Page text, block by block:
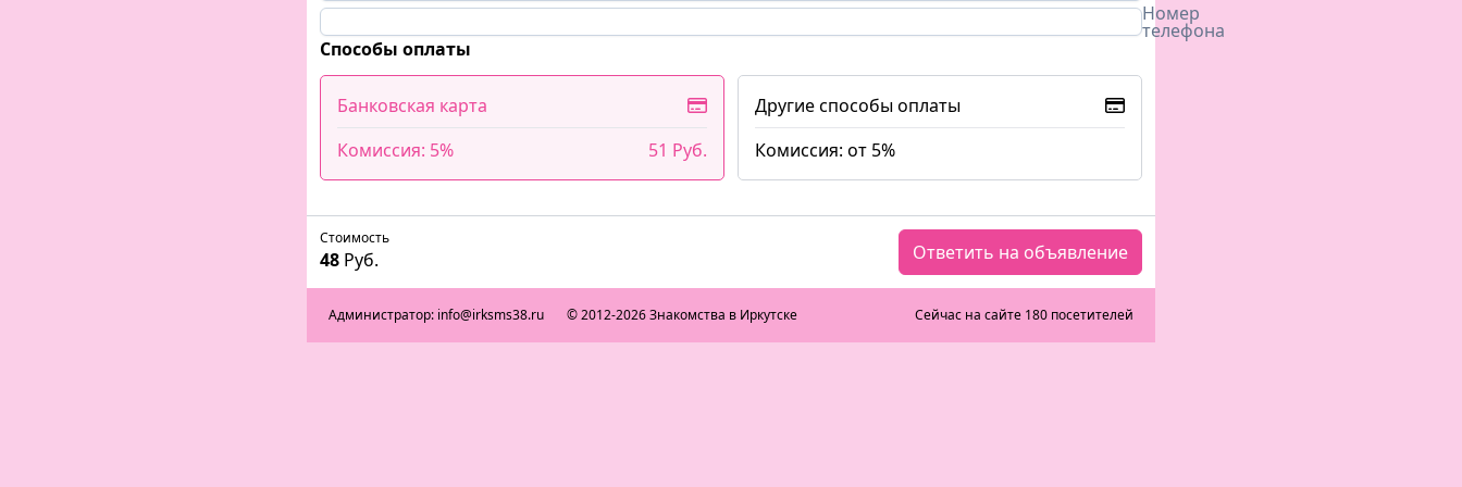
Номер
телефона
Способы оплаты
Банковская карта
Комиссия: 5%
51 Руб.
Другие способы оплаты
Комиссия: от 5%
Стоимость
48 Руб. Ответить на объявление
Администратор: info@irksms38.ru © 2012-2026 Знакомства в Иркутске Сейчас на сайте 180 посетителей